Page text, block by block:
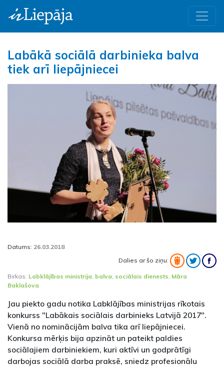
Labākā sociālā darbinieka balva
tiek arī liepājniecei
Datums: 26.03.2018
Dalies ar šo ziņu:
Birkas: Labklājības ministrija, balva, sociālais dienests, Māra
Baklašova
Jau piekto gadu notika Labklājības ministrijas rīkotais
konkurss "Labākais sociālais darbinieks Latvijā 2017".
Vienā no nominācijām balva tika arī liepājniecei.
Konkursa mērķis bija apzināt un pateikt paldies
sociālajiem darbiniekiem, kuri aktīvi un godprātīgi
darbojas sociālā darba praksē, sniedz profesionālu